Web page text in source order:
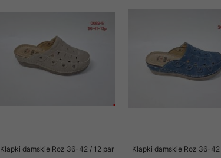
Klapki damskie Roz 36-42 / 12 par Klapki damskie Roz 36-42